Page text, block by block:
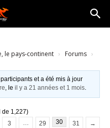
le pays-continent › Forums ›
et a été mis à jour
, leil y a 21 années et 1 mois.
de 1,227)
3 … 29 30 31 →